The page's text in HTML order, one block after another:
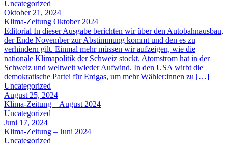
Uncategorized
Oktober 21, 2024
Klima-Zeitung Oktober 2024
Editorial In dieser Ausgabe berichten wir über den Autobahnausbau,
der Ende November zur Abstimmung kommt und den es zu
verhindern gilt. Einmal mehr müssen wir aufzeigen, wie die
nationale Klimapolitik der Schweiz stockt. Atomstrom hat in der
Schweiz und weltweit wieder Aufwind. In den USA wirbt die
demokratische Partei für Erdgas, um mehr Wähler:innen zu […]
Uncategorized
August 25, 2024
Klima-Zeitung – August 2024
Uncategorized
Juni 17, 2024
Klima-Zeitung – Juni 2024
Uncategorized